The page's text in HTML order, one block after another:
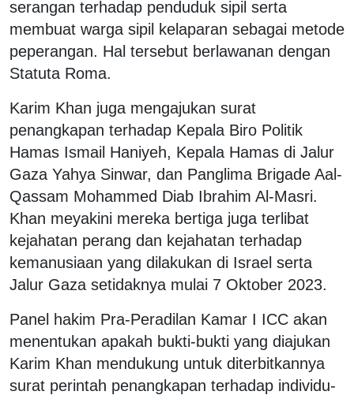
serangan terhadap penduduk sipil serta
membuat warga sipil kelaparan sebagai metode
peperangan. Hal tersebut berlawanan dengan
Statuta Roma.
Karim Khan juga mengajukan surat
penangkapan terhadap Kepala Biro Politik
Hamas Ismail Haniyeh, Kepala Hamas di Jalur
Gaza Yahya Sinwar, dan Panglima Brigade Aal-
Qassam Mohammed Diab Ibrahim Al-Masri.
Khan meyakini mereka bertiga juga terlibat
kejahatan perang dan kejahatan terhadap
kemanusiaan yang dilakukan di Israel serta
Jalur Gaza setidaknya mulai 7 Oktober 2023.
Panel hakim Pra-Peradilan Kamar I ICC akan
menentukan apakah bukti-bukti yang diajukan
Karim Khan mendukung untuk diterbitkannya
surat perintah penangkapan terhadap individu-